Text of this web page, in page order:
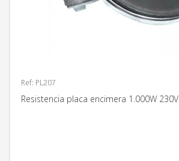
Ref: PL207
Resistencia placa encimera 1.000W 230V